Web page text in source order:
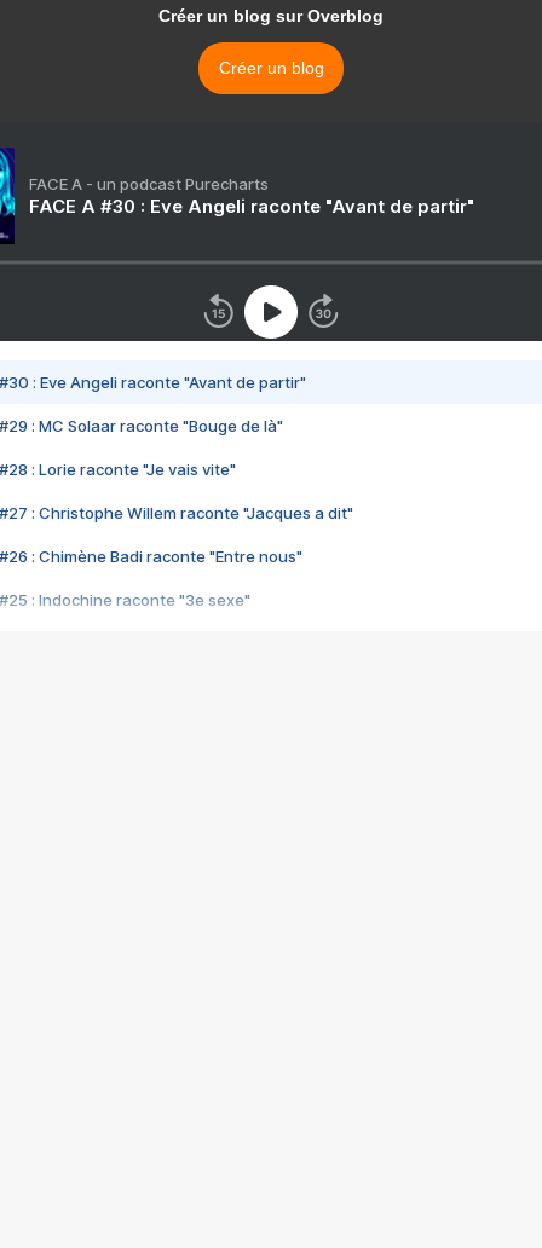
Créer un blog sur Overblog
Créer un blog
FACE A - un podcast Purecharts
FACE A #30 : Eve Angeli raconte "Avant de partir"
#30 : Eve Angeli raconte "Avant de partir"
#29 : MC Solaar raconte "Bouge de là"
#28 : Lorie raconte "Je vais vite"
#27 : Christophe Willem raconte "Jacques a dit"
#26 : Chimène Badi raconte "Entre nous"
#25 : Indochine raconte "3e sexe"